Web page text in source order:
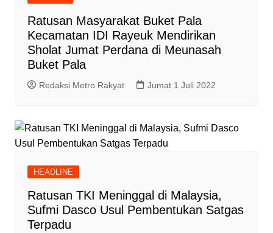
Ratusan Masyarakat Buket Pala
Kecamatan IDI Rayeuk Mendirikan
Sholat Jumat Perdana di Meunasah
Buket Pala
Redaksi Metro Rakyat Jumat 1 Juli 2022
HEADLINE
Ratusan TKI Meninggal di Malaysia,
Sufmi Dasco Usul Pembentukan Satgas
Terpadu